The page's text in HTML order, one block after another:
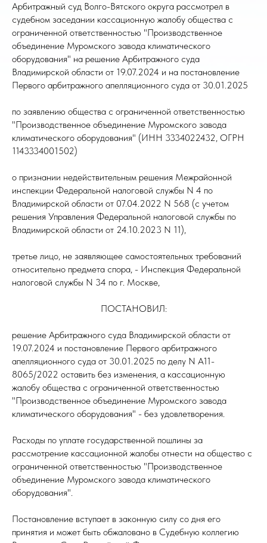
Арбитражный суд Волго-Вятского округа рассмотрел в
судебном заседании кассационную жалобу общества с
ограниченной ответственностью "Производственное
объединение Муромского завода климатического
оборудования" на решение Арбитражного суда
Владимирской области от 19.07.2024 и на постановление
Первого арбитражного апелляционного суда от 30.01.2025
по заявлению общества с ограниченной ответственностью
"Производственное объединение Муромского завода
климатического оборудования" (ИНН 3334022432, ОГРН
1143334001502)
о признании недействительным решения Межрайонной
инспекции Федеральной налоговой службы N 4 по
Владимирской области от 07.04.2022 N 568 (с учетом
решения Управления Федеральной налоговой службы по
Владимирской области от 24.10.2023 N 11),
третье лицо, не заявляющее самостоятельных требований
относительно предмета спора, - Инспекция Федеральной
налоговой службы N 34 по г. Москве,
ПОСТАНОВИЛ:
решение Арбитражного суда Владимирской области от
19.07.2024 и постановление Первого арбитражного
апелляционного суда от 30.01.2025 по делу N А11-
8065/2022 оставить без изменения, а кассационную
жалобу общества с ограниченной ответственностью
"Производственное объединение Муромского завода
климатического оборудования" - без удовлетворения.
Расходы по уплате государственной пошлины за
рассмотрение кассационной жалобы отнести на общество с
ограниченной ответственностью "Производственное
объединение Муромского завода климатического
оборудования".
Постановление вступает в законную силу со дня его
принятия и может быть обжаловано в Судебную коллегию